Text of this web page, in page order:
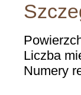
Liczba
Numery